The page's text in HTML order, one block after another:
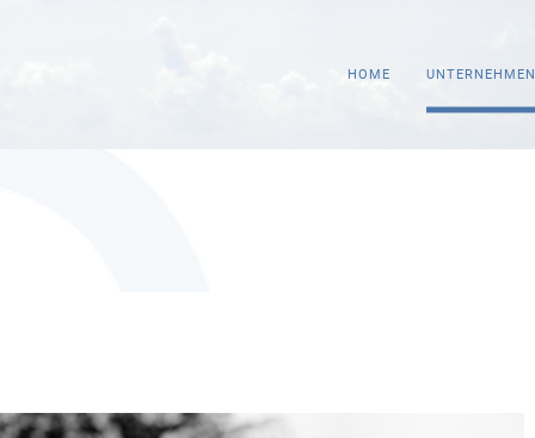
HOME UNTERNEHMEN